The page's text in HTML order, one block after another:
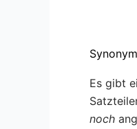
Es gibt
noch